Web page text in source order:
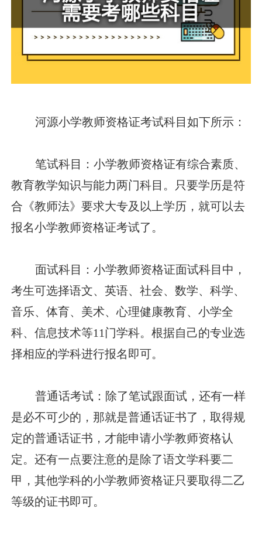
河源小学教师资格证考试科目如下所示：
笔试科目：小学教师资格证有综合素质、
教育教学知识与能力两门科目。只要学历是符
合《教师法》要求大专及以上学历，就可以去
报名小学教师资格证考试了。
面试科目：小学教师资格证面试科目中，
考生可选择语文、英语、社会、数学、科学、
音乐、体育、美术、心理健康教育、小学全
科、信息技术等11门学科。根据自己的专业选
择相应的学科进行报名即可。
普通话考试：除了笔试跟面试，还有一样
是必不可少的，那就是普通话证书了，取得规
定的普通话证书，才能申请小学教师资格认
定。还有一点要注意的是除了语文学科要二
甲，其他学科的小学教师资格证只要取得二乙
等级的证书即可。